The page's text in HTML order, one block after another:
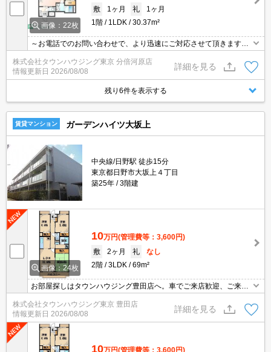
画像：22枚
敷
1ヶ月 礼
1ヶ月
1階
1LDK 30.37m²
～お電話でのお問い合わせで、より迅速にご対応させて頂きます～
地域密着タウンハウジングまで～
株式会社タウンハウジング東京 分倍河原店
情報更新日 2026/08/08
詳細を見る
残り6件を表示する
賃貸マンション ガーデンハイツ大坂上
中央線/日野駅 徒歩15分
東京都日野市大坂上４丁目
築25年
3階建
画像：24枚
10万円(管理費等：3,600円)
敷
2ヶ月 礼
なし
2階
3LDK 69m²
お部屋探しはタウンハウジング豊田店へ。車でご来店歓迎、ご来店
用お客様駐車場あり！
株式会社タウンハウジング東京 豊田店
情報更新日 2026/08/08
詳細を見る
10万円(管理費等：3,600円)